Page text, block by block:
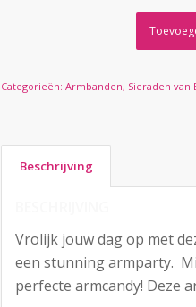
Categorieën:Armbanden, Sieraden van
Beschrijving
Vrolijk jouw dag op met
een stunning armparty.
perfecte armcandy! Deze